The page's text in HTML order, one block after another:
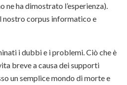
ne ha dimostrato l’esperienza).
nostro corpus informatico e
i dubbi e i problemi. Ciò che è
breve a causa dei supporti
un semplice mondo di morte e